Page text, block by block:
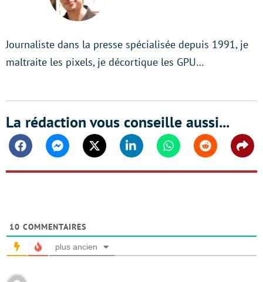
Journaliste dans la presse spécialisée depuis 1991, je
maltraite les pixels, je décortique les GPU…
La rédaction vous conseille aussi...
FacebookMessengerTwitter Linkedin WhatsappReddit
10 COMMENTAIRES
plus ancien